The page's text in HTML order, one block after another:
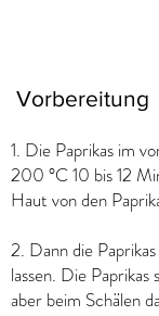
Vorbereitung
1. Die Paprikas im
200 °C 10 bis 12
Haut von den
2. Dann die
lassen. Die
aber beim Schälen